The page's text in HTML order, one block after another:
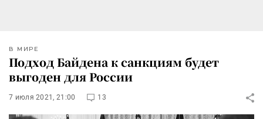
В МИРЕ
Подход Байдена к санкциям будет
выгоден для России
7 июля 2021, 21:00 13